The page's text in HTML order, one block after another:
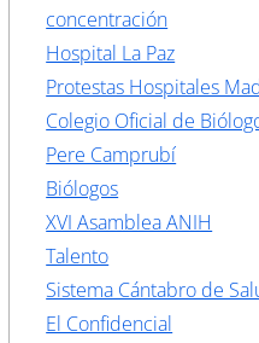
concentración
Hospital La Paz
Protestas Hospitales
Colegio Oficial de
Pere Camprubí
Biólogos
XVI Asamblea ANIH
Talento
Sistema Cántabro de
El Confidencial